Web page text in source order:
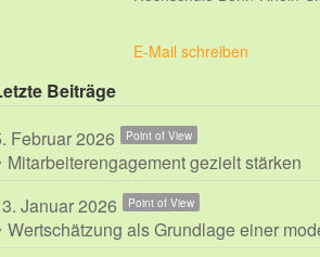
E-Mail schreiben
Beiträge
Februar 2026
Point of View
Mitarbeiterengagement gezielt stärken
Januar 2026
Point of View
Wertschätzung als Grundlage einer